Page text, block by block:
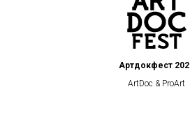
Артдокфест
ArtDoc & ProArt